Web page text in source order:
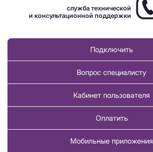
служба технической
и консультационной поддержки
Подключить
Вопрос специалисту
Кабинет пользователя
Оплатить
Мобильные приложения